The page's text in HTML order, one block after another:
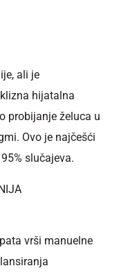
ali je
hijatalna
probijanje želuca u
Ovo je najčešći
slučajeva.
vrši manuelne